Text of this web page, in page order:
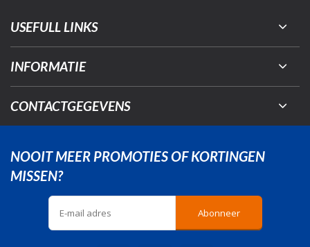
USEFULL LINKS
INFORMATIE
CONTACTGEGEVENS
NOOIT MEER PROMOTIES OF KORTINGEN
MISSEN?
Abonneer